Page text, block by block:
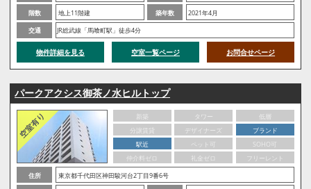
階数
地上11階建 築年数
2021年4月
交通
JR総武線「馬喰町駅」徒歩4分
物件詳細を見る 空室一覧ページ お問合せページ
パークアクシス御茶ノ水ヒルトップ
新築 タワー
低層
分譲賃貸
デザイナーズ
ブランド
駅近
ペット可
SOHO可
仲介料ゼロ
礼金ゼロ
フリーレント
住所
東京都千代田区神田駿河台2丁目9番6号